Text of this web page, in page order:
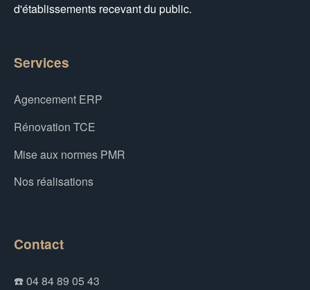
d'établissements recevant du public.
Services
Agencement ERP
Rénovation TCE
Mise aux normes PMR
Nos réalisations
Contact
☎️ 04 84 89 05 43